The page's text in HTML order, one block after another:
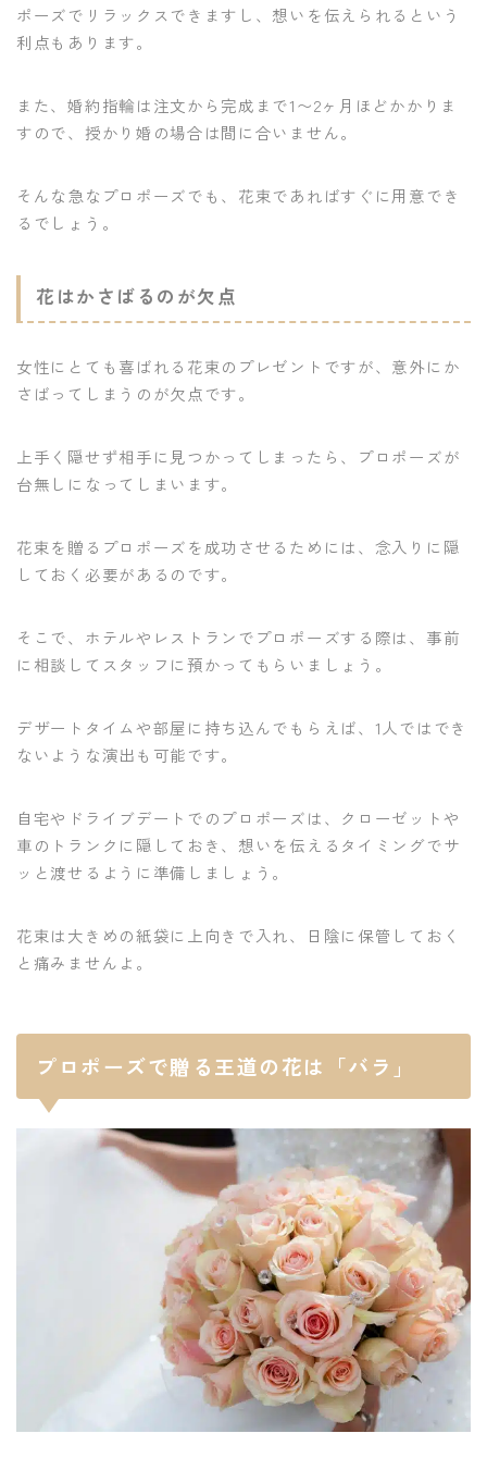
ポーズでリラックスできますし、想いを伝えられるという
利点もあります。
また、婚約指輪は注文から完成まで1〜2ヶ月ほどかかりま
すので、授かり婚の場合は間に合いません。
そんな急なプロポーズでも、花束であればすぐに用意でき
るでしょう。
花はかさばるのが欠点
女性にとても喜ばれる花束のプレゼントですが、意外にか
さばってしまうのが欠点です。
上手く隠せず相手に見つかってしまったら、プロポーズが
台無しになってしまいます。
花束を贈るプロポーズを成功させるためには、念入りに隠
しておく必要があるのです。
そこで、ホテルやレストランでプロポーズする際は、事前
に相談してスタッフに預かってもらいましょう。
デザートタイムや部屋に持ち込んでもらえば、1人ではでき
ないような演出も可能です。
自宅やドライブデートでのプロポーズは、クローゼットや
車のトランクに隠しておき、想いを伝えるタイミングでサ
ッと渡せるように準備しましょう。
花束は大きめの紙袋に上向きで入れ、日陰に保管しておく
と痛みませんよ。
プロポーズで贈る王道の花は「バラ」